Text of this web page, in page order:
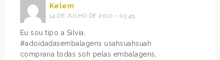
Kelem
14 DE JULHO DE 2010 - 03:45
Eu sou tipo a Silvia,
#adoidadasembalagens usahsuahsuah
compraria todas soh pelas embalagens,